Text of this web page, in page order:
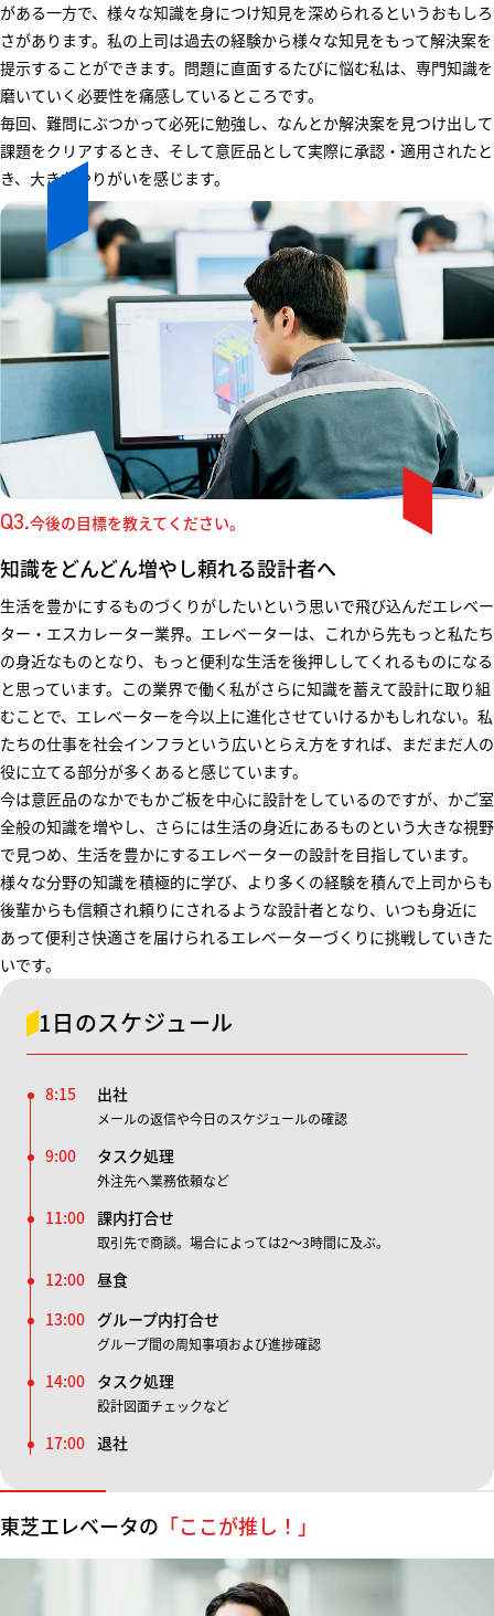
がある一方で、様々な知識を身につけ知見を深められるというおもしろ
さがあります。私の上司は過去の経験から様々な知見をもって解決案を
提示することができます。問題に直面するたびに悩む私は、専門知識を
磨いていく必要性を痛感しているところです。
毎回、難問にぶつかって必死に勉強し、なんとか解決案を見つけ出して
課題をクリアするとき、そして意匠品として実際に承認・適用されたと
き、大きなやりがいを感じます。
Q3.今後の目標を教えてください。
知識をどんどん増やし頼れる設計者へ
生活を豊かにするものづくりがしたいという思いで飛び込んだエレベー
ター・エスカレーター業界。エレベーターは、これから先もっと私たち
の身近なものとなり、もっと便利な生活を後押ししてくれるものになる
と思っています。この業界で働く私がさらに知識を蓄えて設計に取り組
むことで、エレベーターを今以上に進化させていけるかもしれない。私
たちの仕事を社会インフラという広いとらえ方をすれば、まだまだ人の
役に立てる部分が多くあると感じています。
今は意匠品のなかでもかご板を中心に設計をしているのですが、かご室
全般の知識を増やし、さらには生活の身近にあるものという大きな視野
で見つめ、生活を豊かにするエレベーターの設計を目指しています。
様々な分野の知識を積極的に学び、より多くの経験を積んで上司からも
後輩からも信頼され頼りにされるような設計者となり、いつも身近に
あって便利さ快適さを届けられるエレベーターづくりに挑戦していきた
いです。
1日のスケジュール
8:15 出社
メールの返信や今日のスケジュールの確認
9:00 タスク処理
外注先へ業務依頼など
11:00 課内打合せ
取引先で商談。場合によっては2～3時間に及ぶ。
12:00 昼食
13:00 グループ内打合せ
グループ間の周知事項および進捗確認
14:00 タスク処理
設計図面チェックなど
17:00 退社
東芝エレベータの 「ここが推し！」